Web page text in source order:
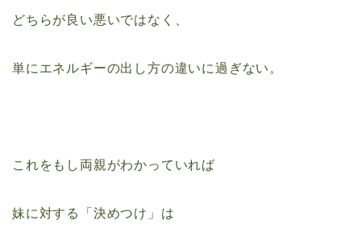
どちらが良い悪いではなく、
単にエネルギーの出し方の違いに過ぎない。
これをもし両親がわかっていれば
妹に対する「決めつけ」は